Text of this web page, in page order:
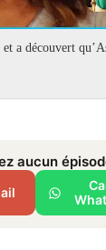
a découvert
aucun